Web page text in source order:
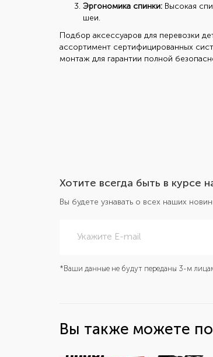
Эргономика спинки: Высокая
шеи.
Подбор аксессуаров для перевозки
ассортимент сертифицированных
монтаж для гарантии полной
Хотите всегда быть в курсе
Вы будете узнавать о всех наших
Укажите E-mail
*Ваши данные не будут переданы 3-м
Вы также можете